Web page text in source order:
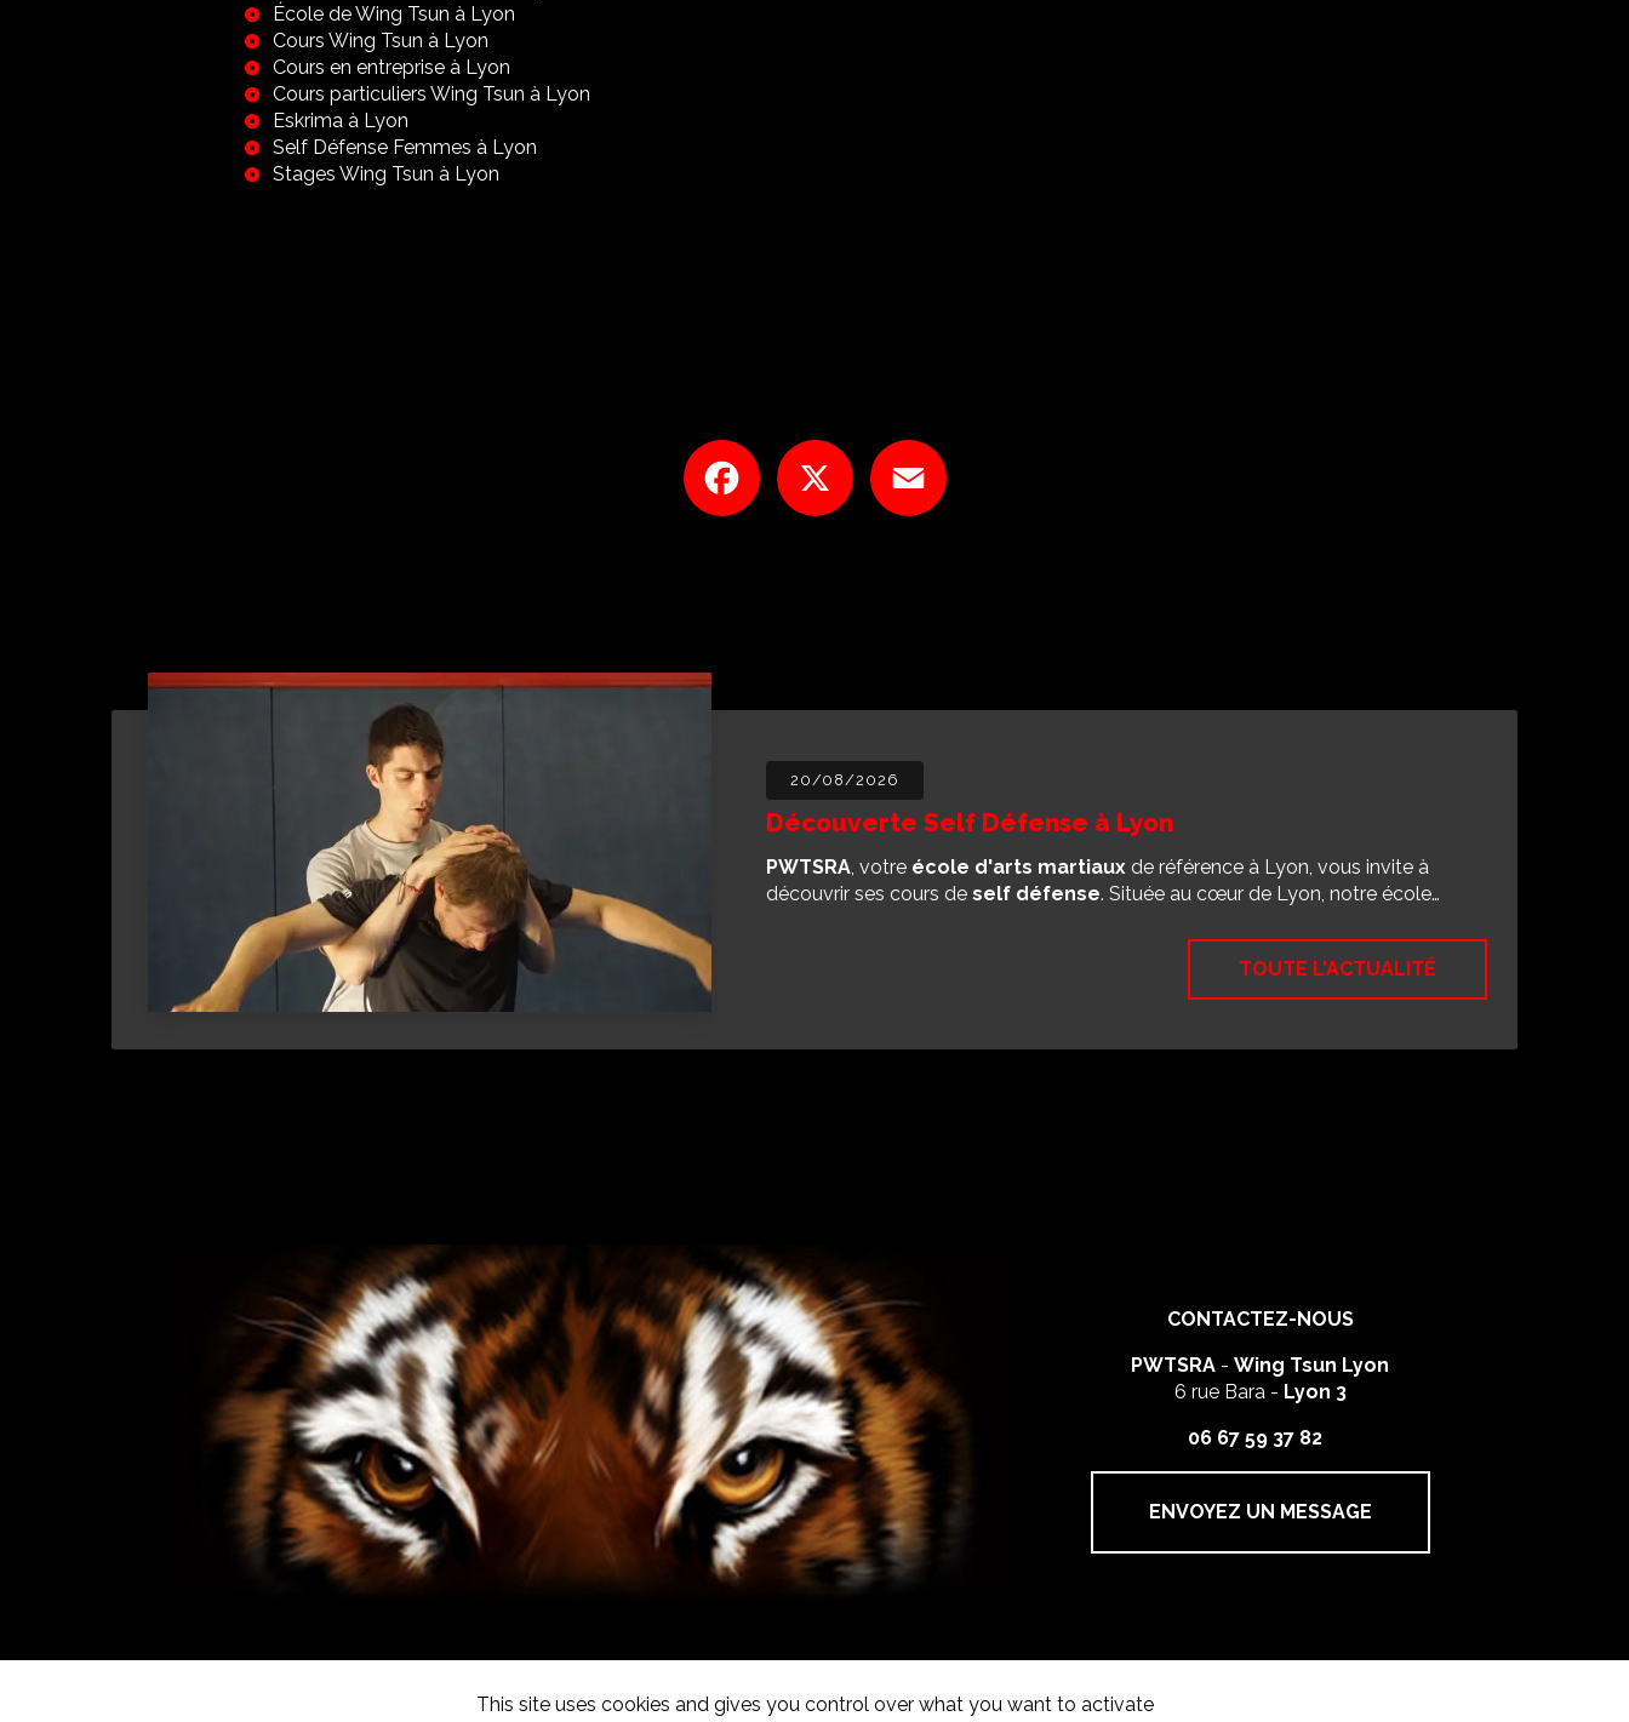
École de Wing Tsun à Lyon
Cours Wing Tsun à Lyon
Cours en entreprise à Lyon
Cours particuliers Wing Tsun à Lyon
Eskrima à Lyon
Self Défense Femmes à Lyon
Stages Wing Tsun à Lyon
Facebook
20/08/2026
Découverte Self Défense à Lyon
PWTSRA, votre école d'arts martiaux de référence à Lyon, vous invite à
découvrir ses cours de self défense. Située au cœur de Lyon, notre école…
TOUTE L'ACTUALITÉ
CONTACTEZ-NOUS
PWTSRA -Wing Tsun Lyon
6 rue Bara - Lyon 3
06 67 59 37 82
ENVOYEZ UN MESSAGE
This site uses cookies and gives you control over what you want to activate